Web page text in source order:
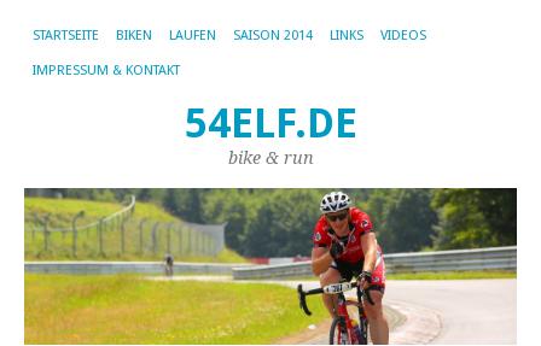
STARTSEITE BIKEN LAUFEN SAISON 2014 LINKS VIDEOS
IMPRESSUM & KONTAKT
54ELF.DE
bike & run